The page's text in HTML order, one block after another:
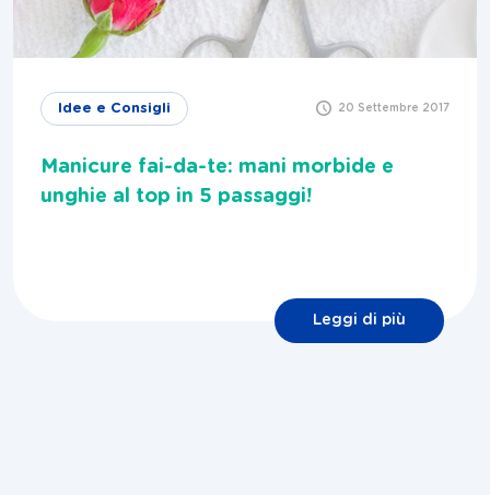
Idee e Consigli 20 Settembre 2017
Manicure fai-da-te: mani morbide e
unghie al top in 5 passaggi!
Leggi di più